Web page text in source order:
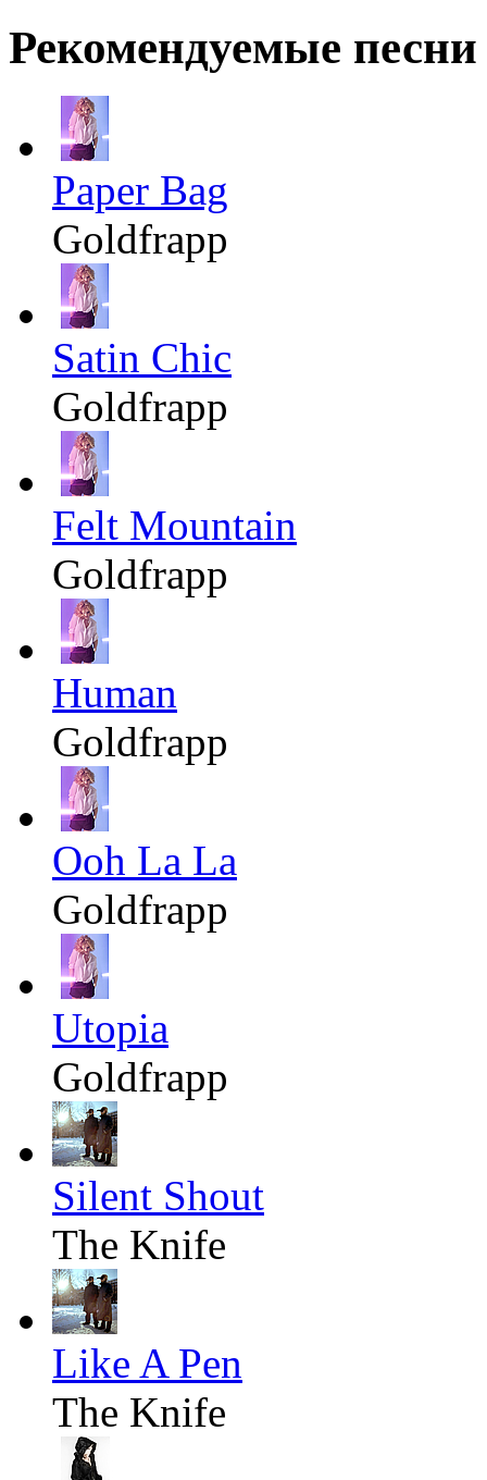
Рекомендуемые песни
Paper Bag
Goldfrapp
Satin Chic
Goldfrapp
Felt Mountain
Goldfrapp
Human
Goldfrapp
Ooh La La
Goldfrapp
Utopia
Goldfrapp
Silent Shout
The Knife
Like A Pen
The Knife